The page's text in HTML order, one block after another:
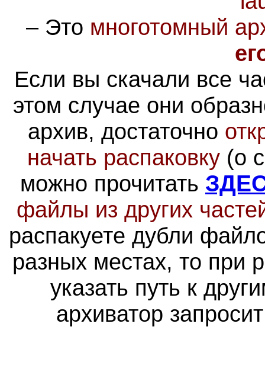
– Это многотомный
Если вы скачали все
этом случае они
архив, достаточно
начать распаковку (о
можно прочитать
файлы из других
распакуете дубли
разных местах, то при
указать путь к
архиватор